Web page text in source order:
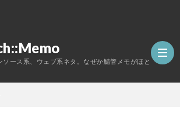
ース系、ウェブ系ネタ。なぜか鯖管メモがほと